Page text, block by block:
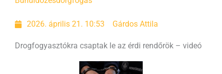
2026. április 21. 10:53 Gárdos Attila
Drogfogyasztókra csaptak le az érdi rendőrök – videó